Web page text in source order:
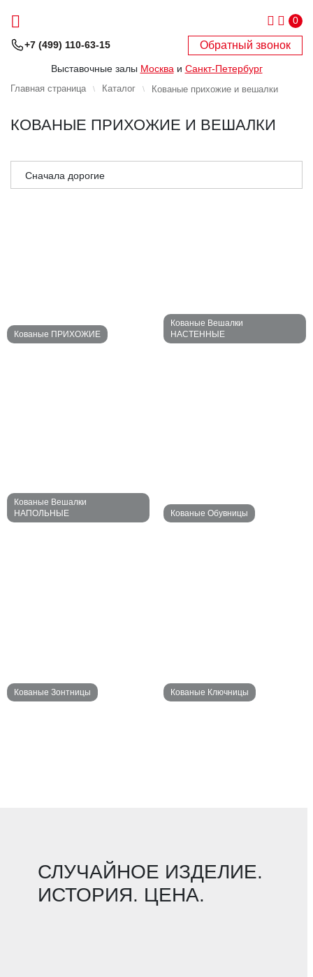
0
+7 (499) 110-63-15 Обратный звонок
Выставочные залы Москва и Санкт-Петербург
Главная страница Каталог Кованые прихожие и вешалки
КОВАНЫЕ ПРИХОЖИЕ И ВЕШАЛКИ
Сначала дорогие
Кованые ПРИХОЖИЕ
Кованые Вешалки
НАСТЕННЫЕ
Кованые Вешалки
НАПОЛЬНЫЕ
Кованые Обувницы
Кованые Зонтницы Кованые Ключницы
СЛУЧАЙНОЕ ИЗДЕЛИЕ.
ИСТОРИЯ. ЦЕНА.